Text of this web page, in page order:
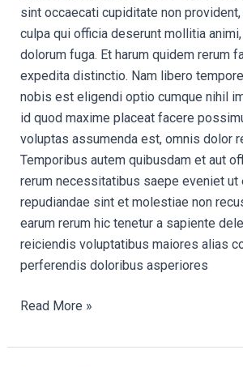
sint occaecati cupiditate non
culpa qui officia deserunt mollitia
dolorum fuga. Et harum quidem rerum
expedita distinctio. Nam libero
nobis est eligendi optio cumque nihil
id quod maxime placeat facere
voluptas assumenda est, omnis dolor
Temporibus autem quibusdam et aut
rerum necessitatibus saepe eveniet ut
repudiandae sint et molestiae non
earum rerum hic tenetur a sapiente
reiciendis voluptatibus maiores alias
perferendis doloribus asperiores
Read More »